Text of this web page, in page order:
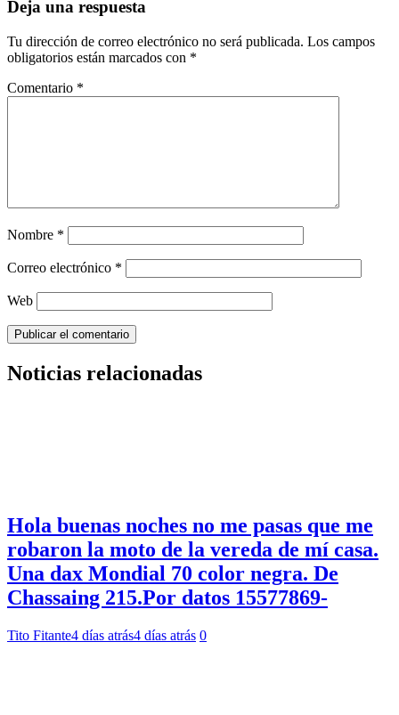
Deja una respuesta
Tu dirección de correo electrónico no será publicada. Los campos
obligatorios están marcados con *
Comentario *
Nombre *
Correo electrónico *
Web
Noticias relacionadas
Hola buenas noches no me pasas que me
robaron la moto de la vereda de mí casa.
Una dax Mondial 70 color negra. De
Chassaing 215.Por datos 15577869-
Tito Fitante4 días atrás4 días atrás 0